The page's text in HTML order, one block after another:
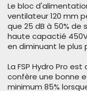
Le bloc
ventilateur 120 mm
que 25 dB à 50%
haute capactié
en diminuant le plus
La FSP Hydro Pro
confère une bonne
minimum 85%